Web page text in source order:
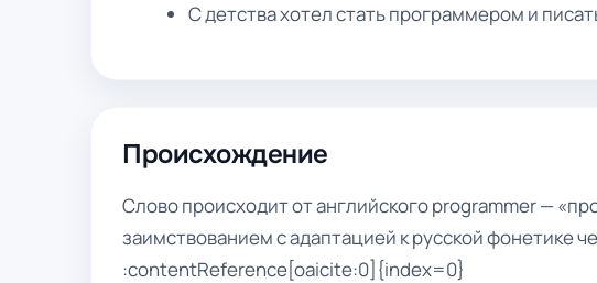
С детства хотел стать программером и
Происхождение
Слово происходит от английского programmer —
заимствованием с адаптацией к русской фонетике
:contentReference[oaicite:0]{index=0}